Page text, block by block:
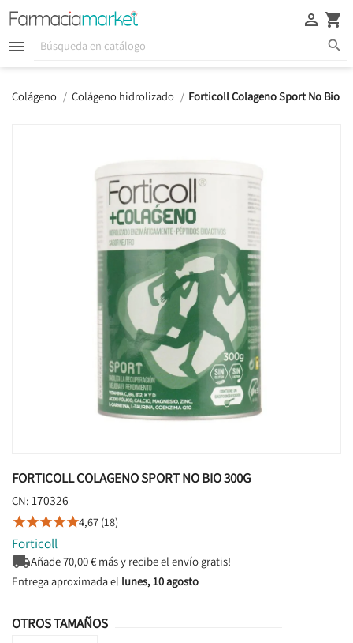
  
 
Colágeno Colágeno hidrolizado Forticoll Colageno Sport No Bio
FORTICOLL COLAGENO SPORT NO BIO 300G
CN: 170326
4,67 (18)
Forticoll
Añade70,00€ más y recibe el envío gratis!
Entrega aproximada el lunes, 10 agosto
OTROS TAMAÑOS